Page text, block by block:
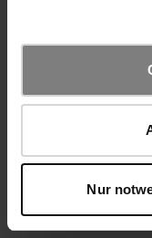
Nur